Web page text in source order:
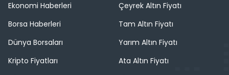
Ekonomi Haberleri
Borsa Haberleri
Dünya Borsaları
Kripto Fiyatları
Çeyrek Altın Fiyatı
Tam Altın Fiyatı
Yarım Altın Fiyatı
Ata Altın Fiyatı